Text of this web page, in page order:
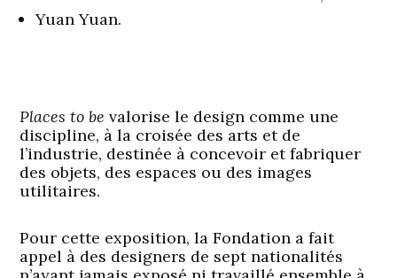
Yuan Yuan.
Places to be valorise le design comme une
discipline, à la croisée des arts et de
l’industrie, destinée à concevoir et fabriquer
des objets, des espaces ou des images
utilitaires.
Pour cette exposition, la Fondation a fait
appel à des designers de sept nationalités